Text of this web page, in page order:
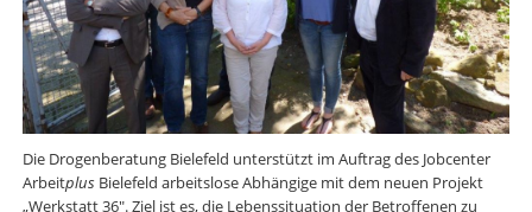
Die Drogenberatung Bielefeld unterstützt im Auftrag des Jobcenter
Arbeitplus Bielefeld arbeitslose Abhängige mit dem neuen Projekt
„Werkstatt 36". Ziel ist es, die Lebenssituation der Betroffenen zu